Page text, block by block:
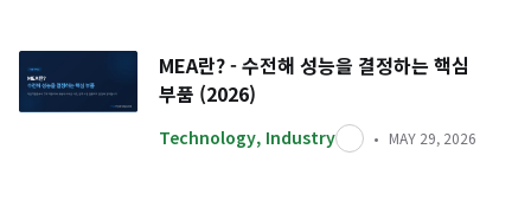
MEA란? - 수전해 성능을 결정하는 핵심
부품 (2026)
Technology, Industry MAY 29, 2026